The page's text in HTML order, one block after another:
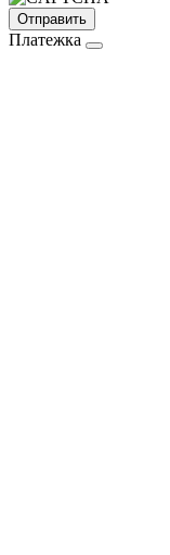
Платежка